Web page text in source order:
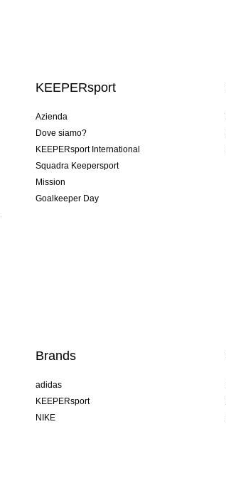
KEEPERsport
Azienda
Dove siamo?
KEEPERsport International
Squadra Keepersport
Mission
Goalkeeper Day
Brands
adidas
KEEPERsport
NIKE